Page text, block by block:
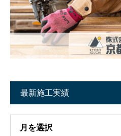
最新施工実績
月を選択